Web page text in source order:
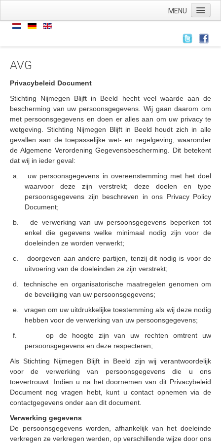
MENU
Home
Nieuws
Links
Wie zijn we
De stichting
ANBI
AVG
Wat hebben we
Wat doen we
Samenwerking
Wat zoeken we
Donateurs
Beeldmateriaal
Contact
Inschrijfformulier
AVG
Privacybeleid Document
Stichting Nijmegen Blijft in Beeld hecht veel waarde aan de
bescherming van uw persoonsgegevens. Wij gaan daarom om
met persoonsgegevens en doen er alles aan om uw privacy te
wetgeving. Stichting Nijmegen Blijft in Beeld houdt zich in alle
gevallen aan de toepasselijke wet- en regelgeving, waaronder
de Algemene Verordening Gegevensbescherming. Dit betekent
dat wij in ieder geval:
a. uw persoonsgegevens in overeenstemming met het doel
waarvoor deze zijn verstrekt; deze doelen en type
persoonsgegevens zijn beschreven in ons Privacy Policy
Document;
b.
de verwerking van uw persoonsgegevens beperken tot
enkel die gegevens welke minimaal nodig zijn voor de
doeleinden ze worden verwerkt;
c.
doorgeven aan andere partijen, tenzij dit nodig is voor de
uitvoering van de doeleinden ze zijn verstrekt;
d.
technische en organisatorische maatregelen genomen om
de beveiliging van uw persoonsgegevens;
e.
vragen om uw uitdrukkelijke toestemming als wij deze nodig
hebben voor de verwerking van uw persoonsgegevens;
f.
op de hoogte zijn van uw rechten omtrent uw
persoonsgegevens en deze respecteren;
Als Stichting Nijmegen Blijft in Beeld zijn wij verantwoordelijk
voor de verwerking van persoonsgegevens die u ons
toevertrouwt. Indien u na het doornemen van dit Privacybeleid
Document nog vragen hebt, kunt u contact opnemen via de
contactgegevens onder aan dit document.
Verwerking gegevens
De persoonsgegevens worden, afhankelijk van het doeleinde
verkregen ze verkregen werden, op verschillende wijze door ons